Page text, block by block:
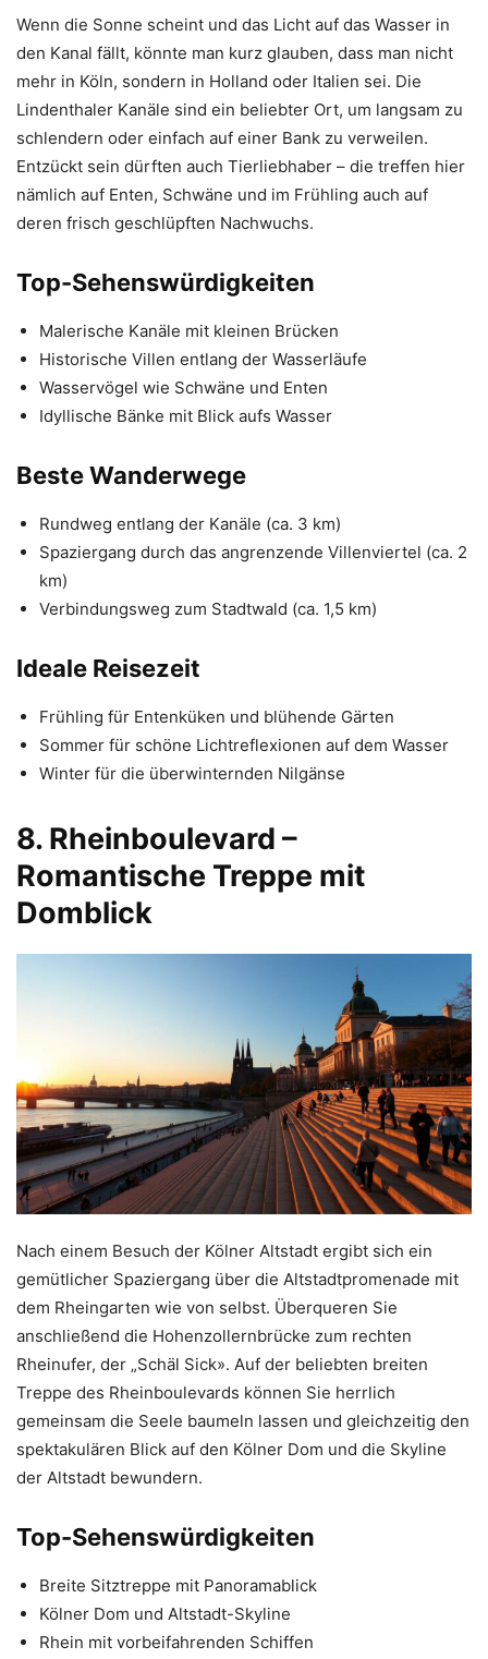
Wenn die Sonne scheint und das Licht auf das Wasser in
den Kanal fällt, könnte man kurz glauben, dass man nicht
mehr in Köln, sondern in Holland oder Italien sei. Die
Lindenthaler Kanäle sind ein beliebter Ort, um langsam zu
schlendern oder einfach auf einer Bank zu verweilen.
Entzückt sein dürften auch Tierliebhaber – die treffen hier
nämlich auf Enten, Schwäne und im Frühling auch auf
deren frisch geschlüpften Nachwuchs.
Top-Sehenswürdigkeiten
Malerische Kanäle mit kleinen Brücken
Historische Villen entlang der Wasserläufe
Wasservögel wie Schwäne und Enten
Idyllische Bänke mit Blick aufs Wasser
Beste Wanderwege
Rundweg entlang der Kanäle (ca. 3 km)
Spaziergang durch das angrenzende Villenviertel (ca. 2
km)
Verbindungsweg zum Stadtwald (ca. 1,5 km)
Ideale Reisezeit
Frühling für Entenküken und blühende Gärten
Sommer für schöne Lichtreflexionen auf dem Wasser
Winter für die überwinternden Nilgänse
8. Rheinboulevard –
Romantische Treppe mit
Domblick
Nach einem Besuch der Kölner Altstadt ergibt sich ein
gemütlicher Spaziergang über die Altstadtpromenade mit
dem Rheingarten wie von selbst. Überqueren Sie
anschließend die Hohenzollernbrücke zum rechten
Rheinufer, der „Schäl Sick». Auf der beliebten breiten
Treppe des Rheinboulevards können Sie herrlich
gemeinsam die Seele baumeln lassen und gleichzeitig den
spektakulären Blick auf den Kölner Dom und die Skyline
der Altstadt bewundern.
Top-Sehenswürdigkeiten
Breite Sitztreppe mit Panoramablick
Kölner Dom und Altstadt-Skyline
Rhein mit vorbeifahrenden Schiffen